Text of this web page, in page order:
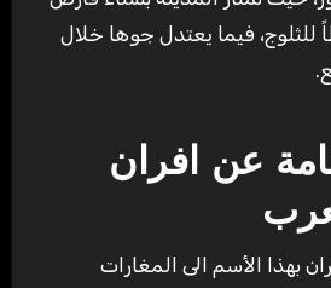
للثلوج، فيما يعتدل جوها خلال
عن افران
بهذا الأسم الى المغارات